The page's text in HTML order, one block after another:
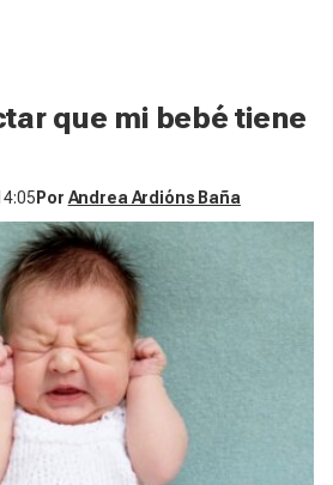
que mi bebé tiene
Por Andrea Ardións Baña